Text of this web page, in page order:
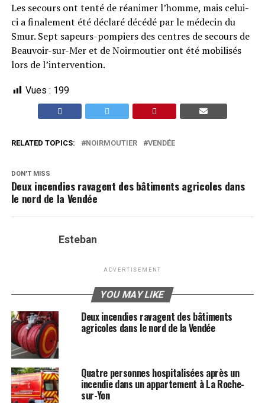
Les secours ont tenté de réanimer l’homme, mais celui-
ci a finalement été déclaré décédé par le médecin du
Smur. Sept sapeurs-pompiers des centres de secours de
Beauvoir-sur-Mer et de Noirmoutier ont été mobilisés
lors de l’intervention.
Vues : 199
RELATED TOPICS: NOIRMOUTIER VENDÉE
DON'T MISS
Deux incendies ravagent des bâtiments agricoles dans
le nord de la Vendée
Esteban
ADVERTISEMENT
YOU MAY LIKE
Deux incendies ravagent des bâtiments
agricoles dans le nord de la Vendée
Quatre personnes hospitalisées après un
incendie dans un appartement à La Roche-
sur-Yon